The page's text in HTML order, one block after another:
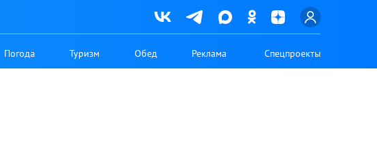
Погода Туризм Обед Реклама Спецпроекты